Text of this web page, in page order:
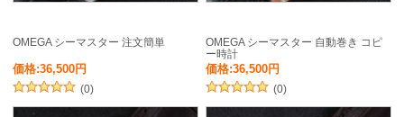
OMEGA シーマスター 注文簡単
価格:36,500円
(0)
OMEGA シーマスター 自動巻き コピ
ー時計
価格:36,500円
(0)